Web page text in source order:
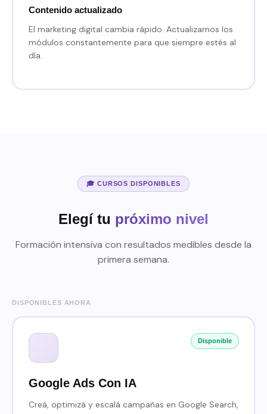
Contenido actualizado
El marketing digital cambia rápido. Actualizamos los
módulos constantemente para que siempre estés al
día.
🎓 CURSOS DISPONIBLES
Elegí tu próximo nivel
Formación intensiva con resultados medibles desde la
primera semana.
DISPONIBLES AHORA
Disponible
Google Ads Con IA
Creá, optimizá y escalá campañas en Google Search,